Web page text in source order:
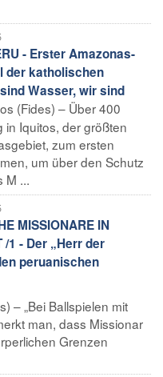
- Erster Amazonas-
der katholischen
Wasser, wir sind
(Fides) – Über 400
in Iquitos, der größten
zum ersten
um über den Schutz
M ...
MISSIONARE IN
/1 - Der „Herr der
peruanischen
– „Bei Ballspielen mit
man, dass Missionar
Grenzen